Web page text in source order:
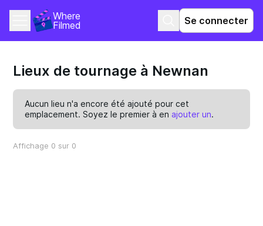
Where
Filmed
Se connecter
Lieux de tournage à Newnan
Aucun lieu n'a encore été ajouté pour cet
emplacement. Soyez le premier à enajouter un.
Affichage 0 sur 0